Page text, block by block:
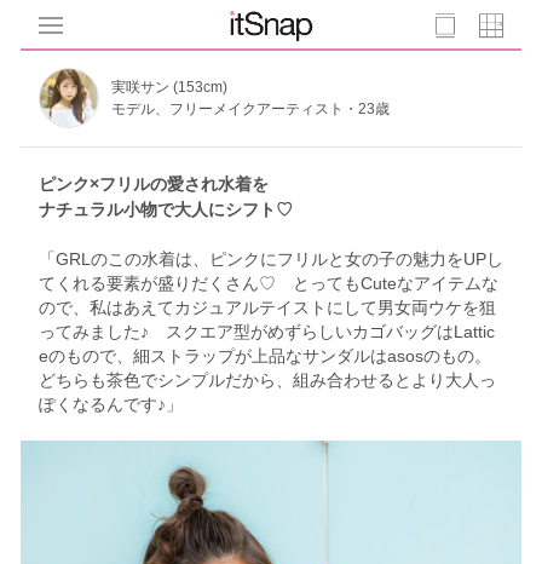
実咲サン (153cm)
モデル、フリーメイクアーティスト・23歳
ピンク×フリルの愛され水着を
ナチュラル小物で大人にシフト♡
「GRLのこの水着は、ピンクにフリルと女の子の魅力をUPし
てくれる要素が盛りだくさん♡ とってもCuteなアイテムな
ので、私はあえてカジュアルテイストにして男女両ウケを狙
ってみました♪ スクエア型がめずらしいカゴバッグはLattic
eのもので、細ストラップが上品なサンダルはasosのもの。
どちらも茶色でシンプルだから、組み合わせるとより大人っ
ぽくなるんです♪」